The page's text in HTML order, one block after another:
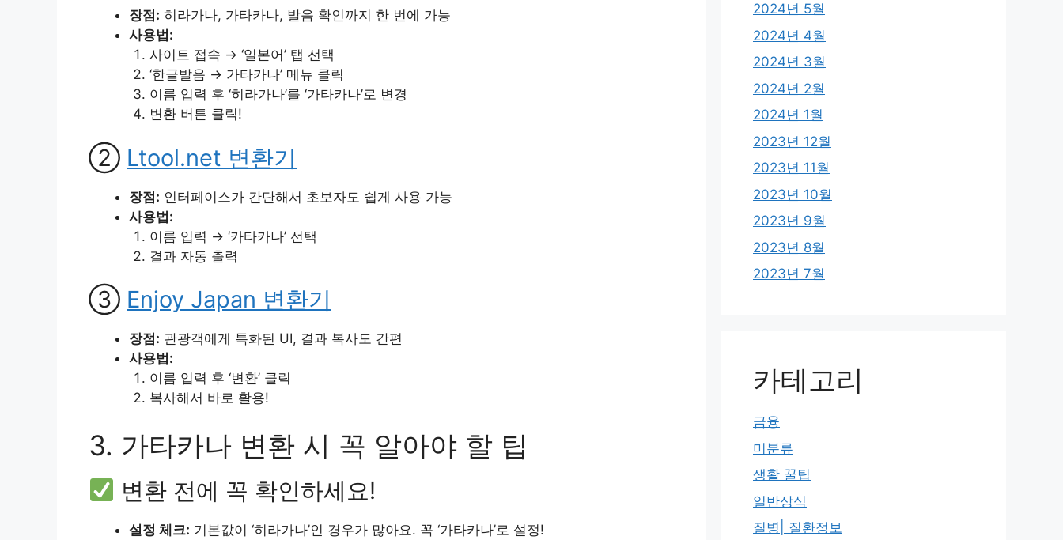
장점: 히라가나, 가타카나, 발음 확인까지 한 번에 가능
사용법:
사이트 접속 → ‘일본어’ 탭 선택
‘한글발음 → 가타카나’ 메뉴 클릭
이름 입력 후 ‘히라가나’를 ‘가타카나’로 변경
변환 버튼 클릭!
② Ltool.net 변환기
장점: 인터페이스가 간단해서 초보자도 쉽게 사용 가능
사용법:
이름 입력 → ‘카타카나’ 선택
결과 자동 출력
③ Enjoy Japan 변환기
장점: 관광객에게 특화된 UI, 결과 복사도 간편
사용법:
이름 입력 후 ‘변환’ 클릭
복사해서 바로 활용!
3. 가타카나 변환 시 꼭 알아야 할 팁
변환 전에 꼭 확인하세요!
설정 체크: 기본값이 ‘히라가나’인 경우가 많아요. 꼭 ‘가타카나’로 설정!
2024년 5월
2024년 4월
2024년 3월
2024년 2월
2024년 1월
2023년 12월
2023년 11월
2023년 10월
2023년 9월
2023년 8월
2023년 7월
카테고리
금융
미분류
생활 꿀팁
일반상식
질병| 질환정보